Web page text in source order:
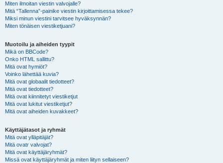
Miten ilmoitan viestin valvojalle?
Mitä “Tallenna”-painike viestin kirjoittamisessa tekee?
Miksi minun viestini tarvitsee hyväksynnän?
Miten tönäisen viestiketjuani?
Muotoilu ja aiheiden tyypit
Mikä on BBCode?
Onko HTML sallittu?
Mitä ovat hymiöt?
Voinko lähettää kuvia?
Mitä ovat globaalit tiedotteet?
Mitä ovat tiedotteet?
Mitä ovat kiinnitetyt viestiketjut
Mitä ovat lukitut viestiketjut?
Mitä ovat aiheiden kuvakkeet?
Käyttäjätasot ja ryhmät
Mitä ovat ylläpitäjät?
Mitä ovatr valvojat?
Mitä ovat käyttäjäryhmät?
Missä ovat käyttäjäryhmät ja miten liityn sellaiseen?